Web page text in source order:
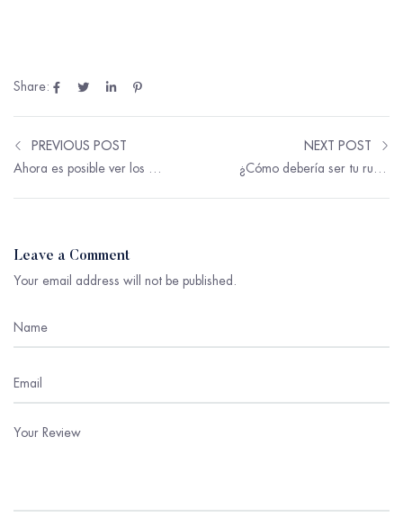
Share:
PREVIOUS POST
NEXT POST
Leave a Comment
Your email address will not be published.